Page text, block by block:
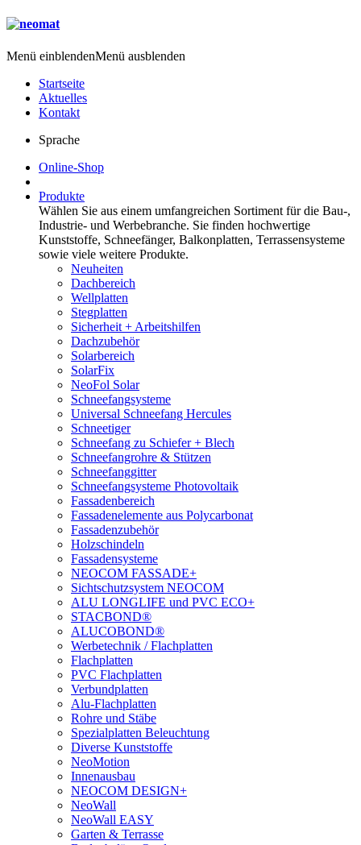
Menü einblendenMenü ausblenden
Startseite
Aktuelles
Kontakt
Sprache
Online-Shop
Produkte
Wählen Sie aus einem umfangreichen Sortiment für die Bau-,
Industrie- und Werbebranche. Sie finden hochwertige
Kunststoffe, Schneefänger, Balkonplatten, Terrassensysteme
sowie viele weitere Produkte.
Neuheiten
Dachbereich
Wellplatten
Stegplatten
Sicherheit + Arbeitshilfen
Dachzubehör
Solarbereich
SolarFix
NeoFol Solar
Schneefangsysteme
Universal Schneefang Hercules
Schneetiger
Schneefang zu Schiefer + Blech
Schneefangrohre & Stützen
Schneefanggitter
Schneefangsysteme Photovoltaik
Fassadenbereich
Fassadenelemente aus Polycarbonat
Fassadenzubehör
Holzschindeln
Fassadensysteme
NEOCOM FASSADE+
Sichtschutzsystem NEOCOM
ALU LONGLIFE und PVC ECO+
STACBOND®
ALUCOBOND®
Werbetechnik / Flachplatten
Flachplatten
PVC Flachplatten
Verbundplatten
Alu-Flachplatten
Rohre und Stäbe
Spezialplatten Beleuchtung
Diverse Kunststoffe
NeoMotion
Innenausbau
NEOCOM DESIGN+
NeoWall
NeoWall EASY
Garten & Terrasse